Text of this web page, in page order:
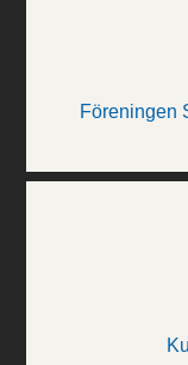
Föreningen